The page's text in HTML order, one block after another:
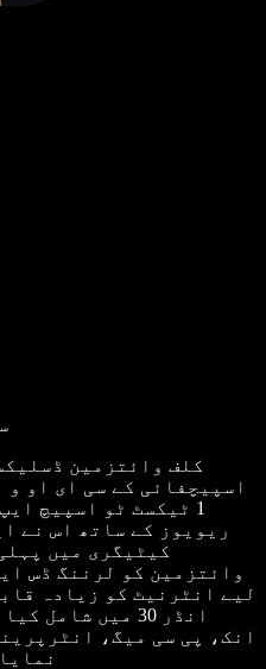
کلف وائتزمین
اسپیچفائی کے سی ای او و
ریویوز کے ساتھ اس نے
وائتزمین کو لرننگ ڈس
انڈر 30 میں
انک، پی سی میگ،